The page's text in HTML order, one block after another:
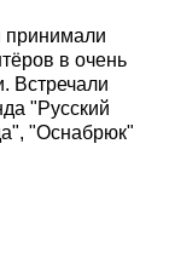
принимали
в очень
Встречали
"Русский
"Оснабрюк"